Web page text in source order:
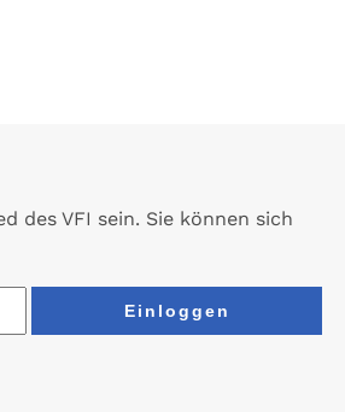
des VFI sein. Sie können sich